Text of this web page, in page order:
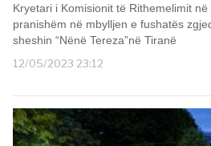
Kryetari i Komisionit të Rithemelimit
pranishëm në mbylljen e fushatës
sheshin “Nënë Tereza”në Tiranë
12/05/2023 23:12